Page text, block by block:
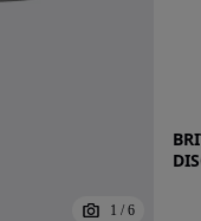
1 / 6